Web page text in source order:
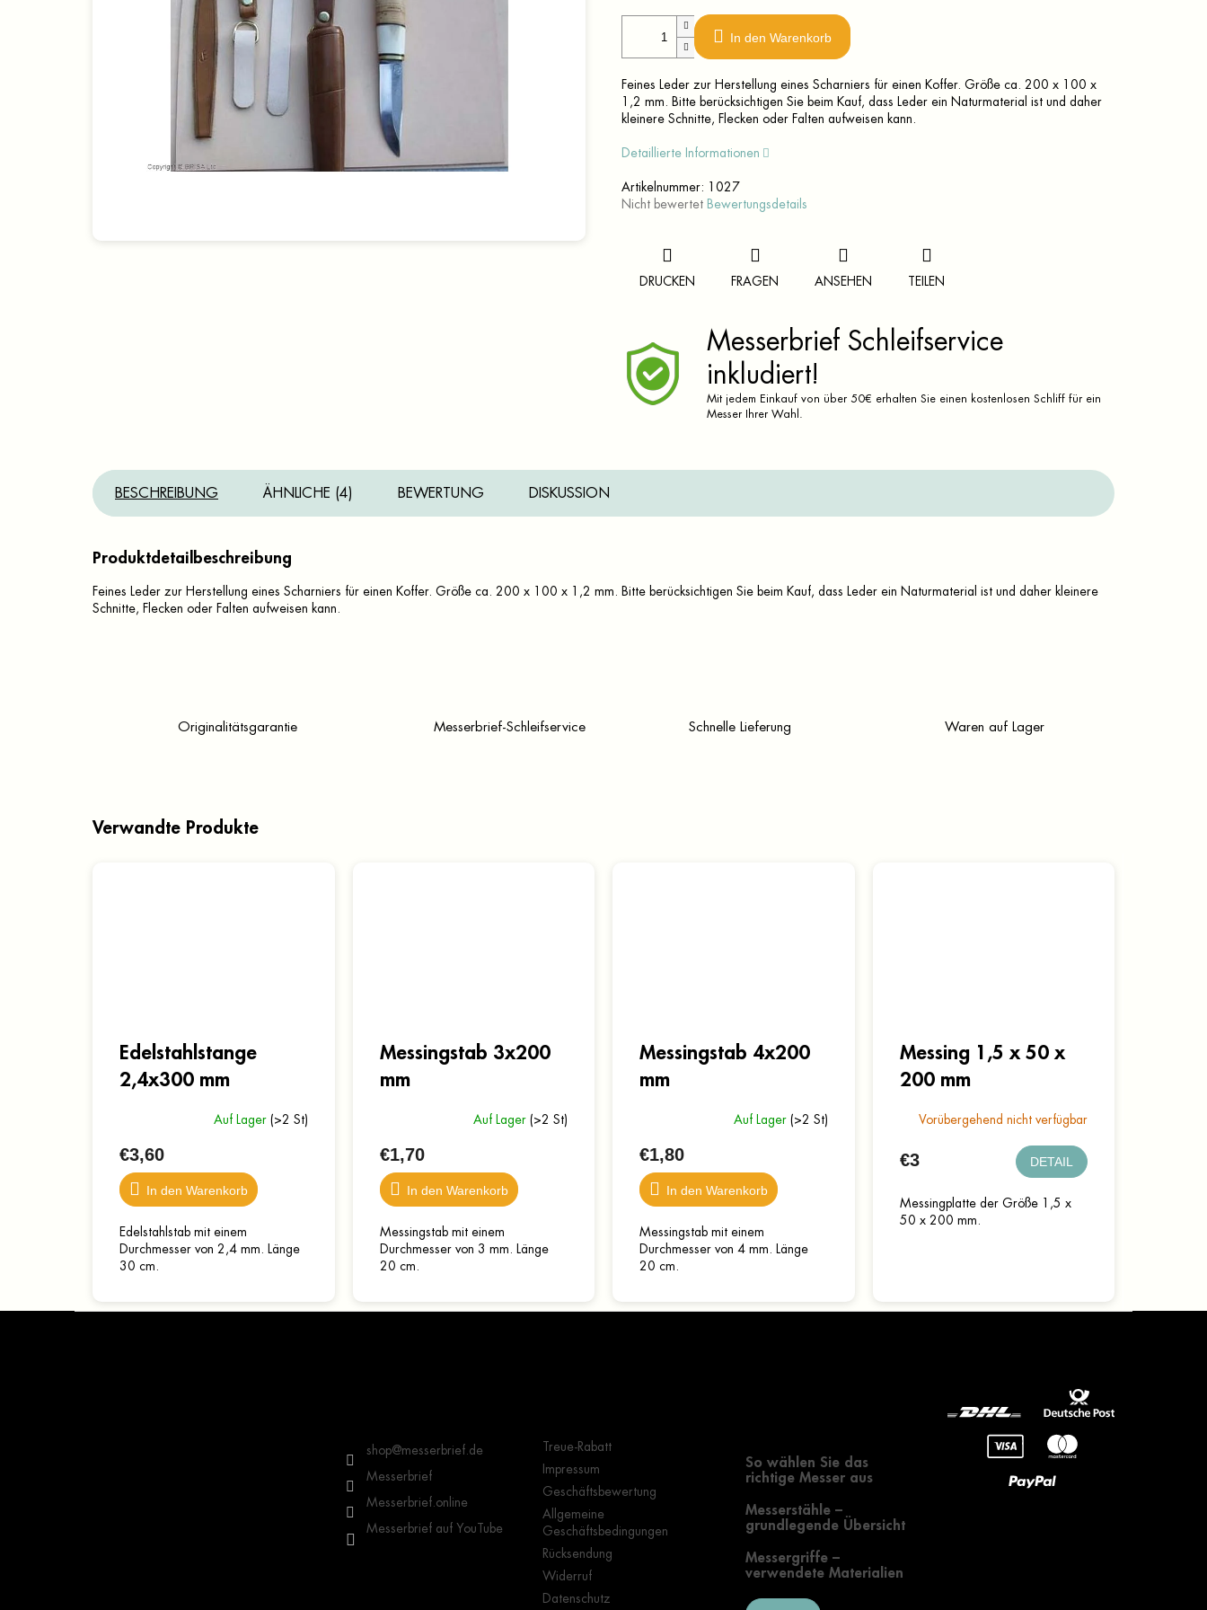
In den Warenkorb
Feines Leder zur Herstellung eines Scharniers für einen Koffer. Größe ca. 200 x 100 x
1,2 mm. Bitte berücksichtigen Sie beim Kauf, dass Leder ein Naturmaterial ist und daher
kleinere Schnitte, Flecken oder Falten aufweisen kann.
Detaillierte Informationen
Artikelnummer:
1027
Die
Nicht bewertet Bewertungsdetails
DRUCKEN FRAGEN ANSEHEN TEILEN
Messerbrief Schleifservice
inkludiert!
Mit jedem Einkauf von über 50€ erhalten Sie einen kostenlosen Schliff für ein
Messer Ihrer Wahl.
BESCHREIBUNG ÄHNLICHE (4) BEWERTUNG DISKUSSION
Produktdetailbeschreibung
Feines Leder zur Herstellung eines Scharniers für einen Koffer. Größe ca. 200 x 100 x 1,2 mm. Bitte berücksichtigen Sie beim Kauf, dass Leder ein Naturmaterial ist und daher kleinere
Schnitte, Flecken oder Falten aufweisen kann.
Originalitätsgarantie Messerbrief-Schleifservice Schnelle Lieferung Waren auf Lager
Verwandte Produkte
Edelstahlstange
2,4x300 mm
Auf Lager (>2 St)
€3,60
In den Warenkorb
Edelstahlstab mit einem
Durchmesser von 2,4 mm. Länge
30 cm.
Messingstab 3x200
mm
Auf Lager (>2 St)
€1,70
In den Warenkorb
Messingstab mit einem
Durchmesser von 3 mm. Länge
20 cm.
Messingstab 4x200
mm
Auf Lager (>2 St)
€1,80
In den Warenkorb
Messingstab mit einem
Durchmesser von 4 mm. Länge
20 cm.
Messing 1,5 x 50 x
200 mm
Vorübergehend nicht verfügbar
€3 DETAIL
Messingplatte der Größe 1,5 x
50 x 200 mm.
shop@messerbrief.de
Messerbrief
Messerbrief.online
Messerbrief auf YouTube
Treue-Rabatt
Impressum
Geschäftsbewertung
Allgemeine
Geschäftsbedingungen
Rücksendung
Widerruf
Datenschutz
So wählen Sie das
richtige Messer aus
Messerstähle –
grundlegende Übersicht
Messergriffe –
verwendete Materialien